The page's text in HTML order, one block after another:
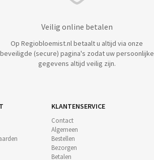
Veilig online betalen
Op Regiobloemist.nl betaalt u altijd via onze
beveiligde (secure) pagina's zodat uw persoonlijke
gegevens altijd veilig zijn.
KLANTENSERVICE
Contact
Algemeen
Bestellen
Bezorgen
Betalen